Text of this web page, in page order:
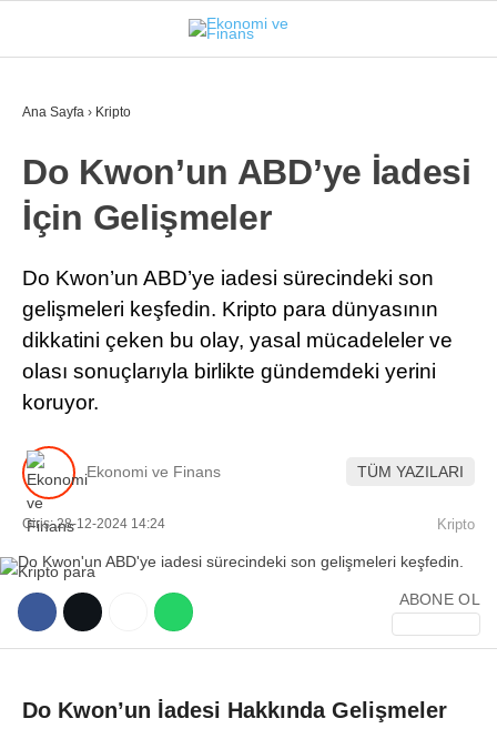
İSTANBUL
GÜNDEM
EKONOMI
FINANS
BORSA
KRIPTO
SEKTÖRLER
TEKNOLOJI
OTOMOBIL
Ana Sayfa › Kripto
Do Kwon’un ABD’ye İadesi
İçin Gelişmeler
Do Kwon’un ABD’ye iadesi sürecindeki son
gelişmeleri keşfedin. Kripto para dünyasının
dikkatini çeken bu olay, yasal mücadeleler ve
olası sonuçlarıyla birlikte gündemdeki yerini
koruyor.
Ekonomi ve Finans TÜM YAZILARI
Giriş: 28-12-2024 14:24 Kripto
ABONE OL
Do Kwon’un İadesi Hakkında Gelişmeler